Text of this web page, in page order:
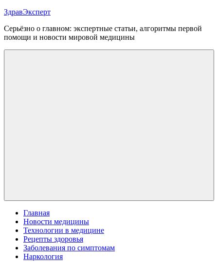
Перейти
содержимому
ЗдравЭксперт
Серьёзно о главном: экспертные статьи, алгоритмы первой
помощи и новости мировой медицины
Главная
Новости медицины
Технологии в медицине
Рецепты здоровья
Заболевания по симптомам
Наркология